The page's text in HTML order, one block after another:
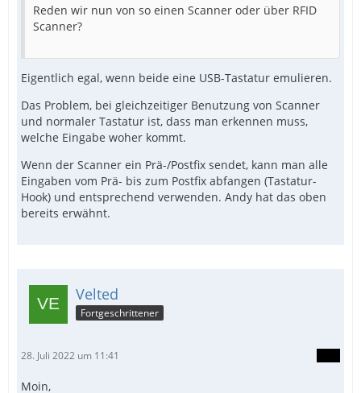
Reden wir nun von so einen Scanner oder über RFID
Scanner?
Eigentlich egal, wenn beide eine USB-Tastatur emulieren.
Das Problem, bei gleichzeitiger Benutzung von Scanner
und normaler Tastatur ist, dass man erkennen muss,
welche Eingabe woher kommt.
Wenn der Scanner ein Prä-/Postfix sendet, kann man alle
Eingaben vom Prä- bis zum Postfix abfangen (Tastatur-
Hook) und entsprechend verwenden. Andy hat das oben
bereits erwähnt.
Velted
Fortgeschrittener
28. Juli 2022 um 11:41
Moin,